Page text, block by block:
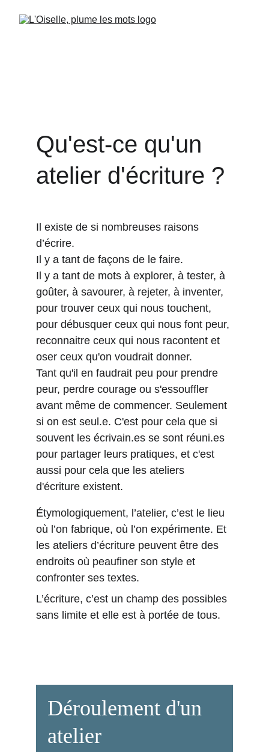
Qu'est-ce qu'un
atelier d'écriture ?
Il existe de si nombreuses raisons
d’écrire.
Il y a tant de façons de le faire.
Il y a tant de mots à explorer, à tester, à
goûter, à savourer, à rejeter, à inventer,
pour trouver ceux qui nous touchent,
pour débusquer ceux qui nous font peur,
reconnaitre ceux qui nous racontent et
oser ceux qu'on voudrait donner.
Tant qu'il en faudrait peu pour prendre
peur, perdre courage ou s'essouffler
avant même de commencer. Seulement
si on est seul.e. C'est pour cela que si
souvent les écrivain.es se sont réuni.es
pour partager leurs pratiques, et c'est
aussi pour cela que les ateliers
d'écriture existent.
Étymologiquement, l’atelier, c’est le lieu
où l’on fabrique, où l’on expérimente. Et
les ateliers d’écriture peuvent être des
endroits où peaufiner son style et
confronter ses textes.
L’écriture, c’est un champ des possibles
sans limite et elle est à portée de tous.
Déroulement d'un
atelier